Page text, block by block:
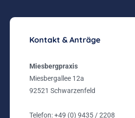
Kontakt & Anträge
Miesbergpraxis
Miesbergallee 12a
92521 Schwarzenfeld
Telefon:+49 (0) 9435 / 2208